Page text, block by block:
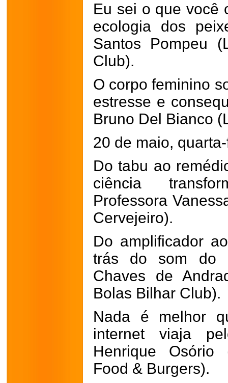
Eu sei o que você
ecologia dos
Santos Pompeu
Club).
O corpo feminino
estresse e
Bruno Del Bianco
20 de maio,
Do tabu ao
ciência
Professora
Cervejeiro).
Do amplificador
trás do som do
Chaves de
Bolas Bilhar Club).
Nada é melhor
internet viaja
Henrique Osório
Food & Burgers).